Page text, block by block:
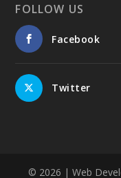
FOLLOW US
Facebook
Twitter
© 2026 | Web